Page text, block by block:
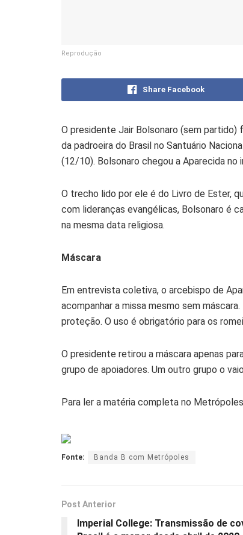
Reprodução
Share Facebook
O presidente Jair Bolsonaro (sem partido)
da padroeira do Brasil no Santuário
(12/10). Bolsonaro chegou a Aparecida
O trecho lido por ele é do Livro de Ester,
com lideranças evangélicas, Bolsonaro é
na mesma data religiosa.
Máscara
Em entrevista coletiva, o arcebispo de
acompanhar a missa mesmo sem
proteção. O uso é obrigatório para os
O presidente retirou a máscara apenas
grupo de apoiadores. Um outro grupo o
Para ler a matéria completa no
Fonte: Banda B com Metrópoles
Post Anterior
Imperial College: Transmissão de